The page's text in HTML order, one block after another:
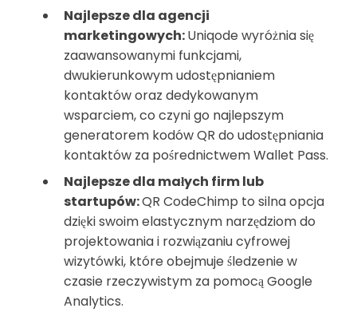
Najlepsze dla agencji
marketingowych:Uniqode wyróżnia się
zaawansowanymi funkcjami,
dwukierunkowym udostępnianiem
kontaktów oraz dedykowanym
wsparciem, co czyni go najlepszym
generatorem kodów QR do udostępniania
kontaktów za pośrednictwem Wallet Pass.
Najlepsze dla małych firm lub
startupów:QR CodeChimp to silna opcja
dzięki swoim elastycznym narzędziom do
projektowania i rozwiązaniu cyfrowej
wizytówki, które obejmuje śledzenie w
czasie rzeczywistym za pomocą Google
Analytics.